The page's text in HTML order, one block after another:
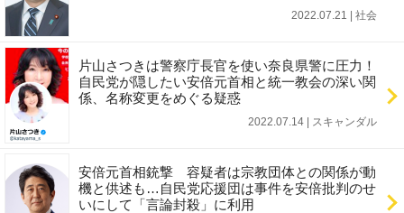
2022.07.21 | 社会
片山さつきは警察庁長官を使い奈良県警に圧力！
自民党が隠したい安倍元首相と統一教会の深い関
係、名称変更をめぐる疑惑
2022.07.14 | スキャンダル
安倍元首相銃撃 容疑者は宗教団体との関係が動
機と供述も…自民党応援団は事件を安倍批判のせ
いにして「言論封殺」に利用